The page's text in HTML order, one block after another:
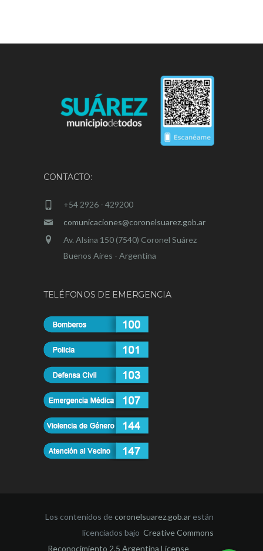
CONTACTO:
+54 2926 - 429200
comunicaciones@coronelsuarez.gob.ar
Av. Alsina 150 (7540) Coronel Suárez
Buenos Aires - Argentina
TELÉFONOS DE EMERGENCIA
Los contenidos decoronelsuarez.gob.ar están
licenciados bajo Creative Commons
Reconocimiento 2.5 Argentina License